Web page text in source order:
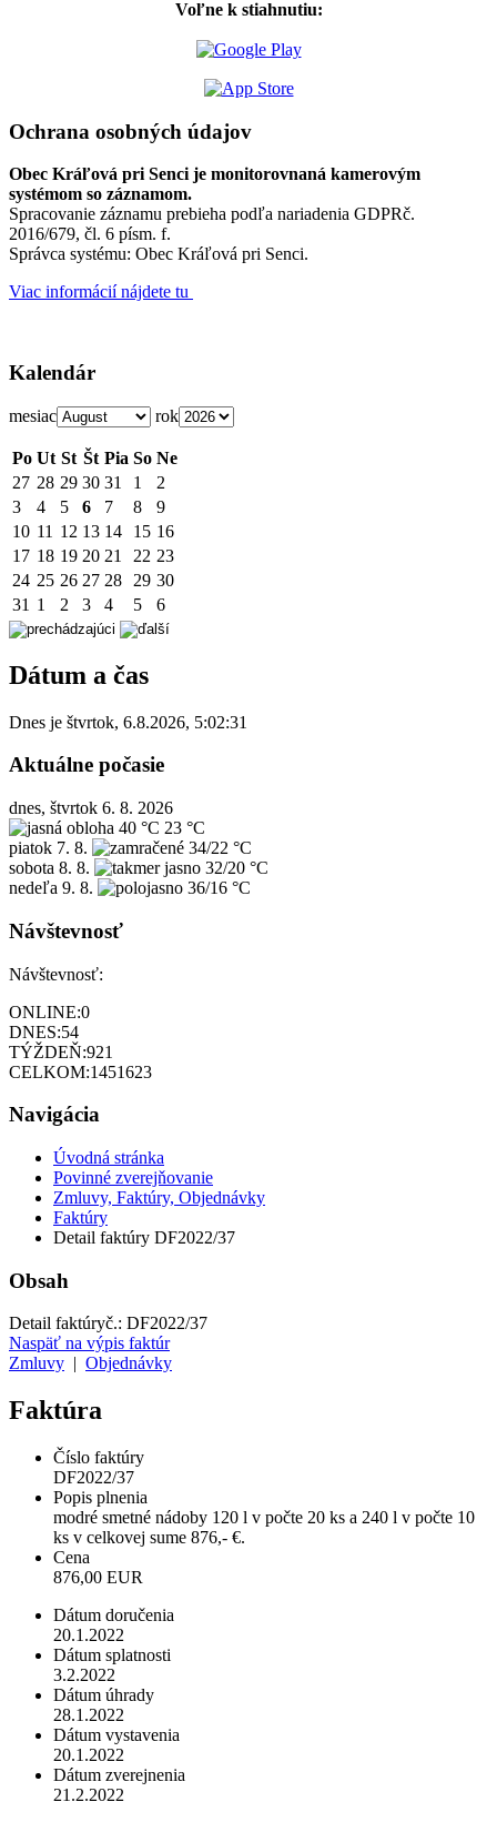
Voľne k stiahnutiu:
Ochrana osobných údajov
Obec Kráľová pri Senci je monitorovnaná kamerovým
systémom so záznamom.
Spracovanie záznamu prebieha podľa nariadenia GDPRč.
2016/679, čl. 6 písm. f.
Správca systému: Obec Kráľová pri Senci.
Viac informácií nájdete tu
Kalendár
mesiac rok
Po Ut St Št Pia So Ne
27 28 29 30 31 1
2
3
4 5 6 7 8
9
10 11 12 13 14 15 16
17 18 19 20 21 22 23
24 25 26 27 28 29 30
31 1 2 3 4 5 6
Dátum a čas
Dnes je štvrtok, 6.8.2026, 5:02:31
Aktuálne počasie
dnes, štvrtok 6. 8. 2026
40 °C 23 °C
piatok 7. 8.
34/22 °C
sobota 8. 8.
32/20 °C
nedeľa 9. 8. 36/16 °C
Návštevnosť
Návštevnosť:
ONLINE:0
DNES:54
TÝŽDEŇ:921
CELKOM:1451623
Navigácia
Úvodná stránka
Povinné zverejňovanie
Zmluvy, Faktúry, Objednávky
Faktúry
Detail faktúry DF2022/37
Obsah
Detail faktúryč.: DF2022/37
Naspäť na výpis faktúr
Zmluvy
Objednávky
Faktúra
Číslo faktúry
DF2022/37
Popis plnenia
modré smetné nádoby 120 l v počte 20 ks a 240 l v počte 10
ks v celkovej sume 876,- €.
Cena
876,00 EUR
Dátum doručenia
20.1.2022
Dátum splatnosti
3.2.2022
Dátum úhrady
28.1.2022
Dátum vystavenia
20.1.2022
Dátum zverejnenia
21.2.2022